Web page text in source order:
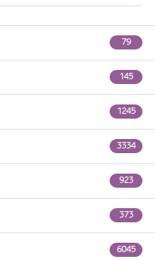
79
145
1245
3334
923
373
6045